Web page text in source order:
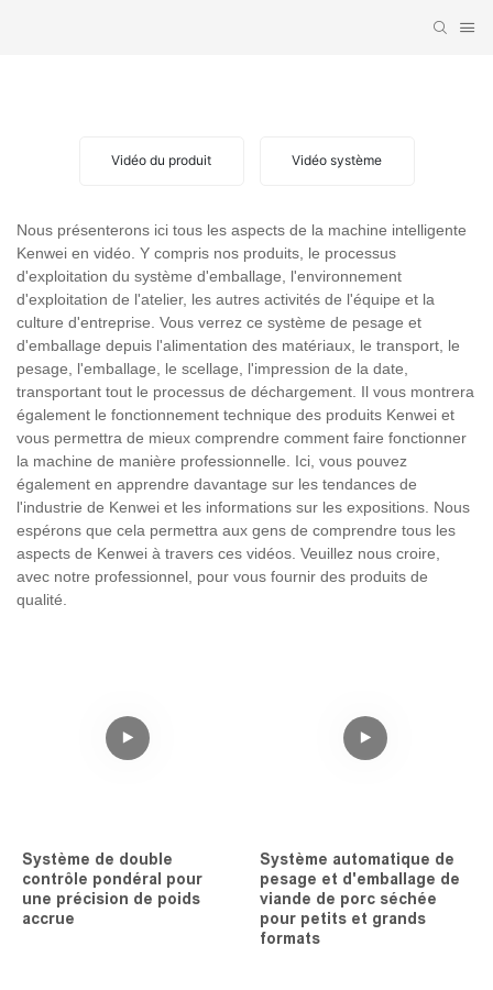
Vidéo du produit Vidéo système
Nous présenterons ici tous les aspects de la machine intelligente
Kenwei en vidéo. Y compris nos produits, le processus
d'exploitation du système d'emballage, l'environnement
d'exploitation de l'atelier, les autres activités de l'équipe et la
culture d'entreprise. Vous verrez ce système de pesage et
d'emballage depuis l'alimentation des matériaux, le transport, le
pesage, l'emballage, le scellage, l'impression de la date,
transportant tout le processus de déchargement. Il vous montrera
également le fonctionnement technique des produits Kenwei et
vous permettra de mieux comprendre comment faire fonctionner
la machine de manière professionnelle. Ici, vous pouvez
également en apprendre davantage sur les tendances de
l'industrie de Kenwei et les informations sur les expositions. Nous
espérons que cela permettra aux gens de comprendre tous les
aspects de Kenwei à travers ces vidéos. Veuillez nous croire,
avec notre professionnel, pour vous fournir des produits de
qualité.
Système de double
contrôle pondéral pour
une précision de poids
accrue
Système automatique de
pesage et d'emballage de
viande de porc séchée
pour petits et grands
formats